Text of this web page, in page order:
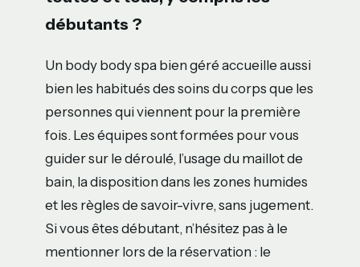
débutants ?
Un body body spa bien géré accueille aussi
bien les habitués des soins du corps que les
personnes qui viennent pour la première
fois. Les équipes sont formées pour vous
guider sur le déroulé, l’usage du maillot de
bain, la disposition dans les zones humides
et les règles de savoir-vivre, sans jugement.
Si vous êtes débutant, n’hésitez pas à le
mentionner lors de la réservation : le